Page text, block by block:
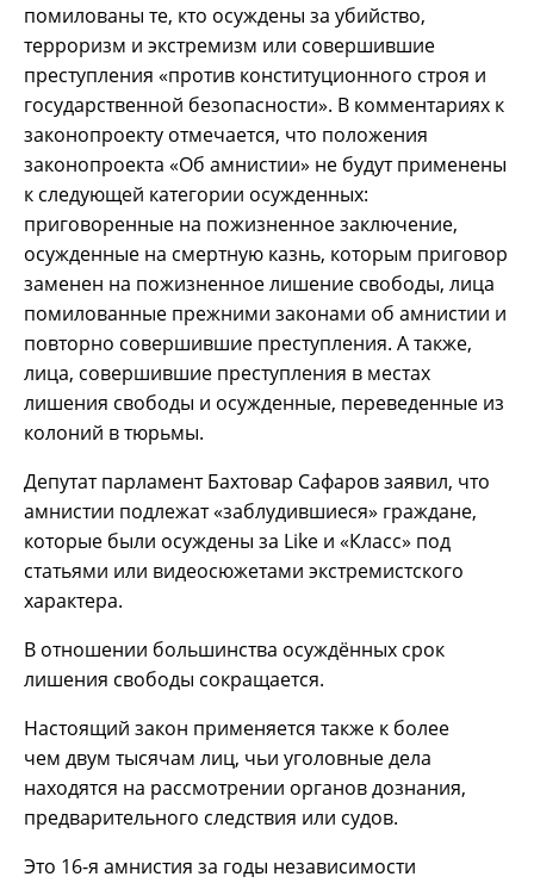
помилованы те, кто осуждены за убийство,
терроризм и экстремизм или совершившие
преступления «против конституционного строя и
государственной безопасности». В комментариях к
законопроекту отмечается, что положения
законопроекта «Об амнистии» не будут применены
к следующей категории осужденных:
приговоренные на пожизненное заключение,
осужденные на смертную казнь, которым приговор
заменен на пожизненное лишение свободы, лица
помилованные прежними законами об амнистии и
повторно совершившие преступления. А также,
лица, совершившие преступления в местах
лишения свободы и осужденные, переведенные из
колоний в тюрьмы.
Депутат парламент Бахтовар Сафаров заявил, что
амнистии подлежат «заблудившиеся» граждане,
которые были осуждены за Like и «Класс» под
статьями или видеосюжетами экстремистского
характера.
В отношении большинства осуждённых срок
лишения свободы сокращается.
Настоящий закон применяется также к более
чем двум тысячам лиц, чьи уголовные дела
находятся на рассмотрении органов дознания,
предварительного следствия или судов.
Это 16-я амнистия за годы независимости